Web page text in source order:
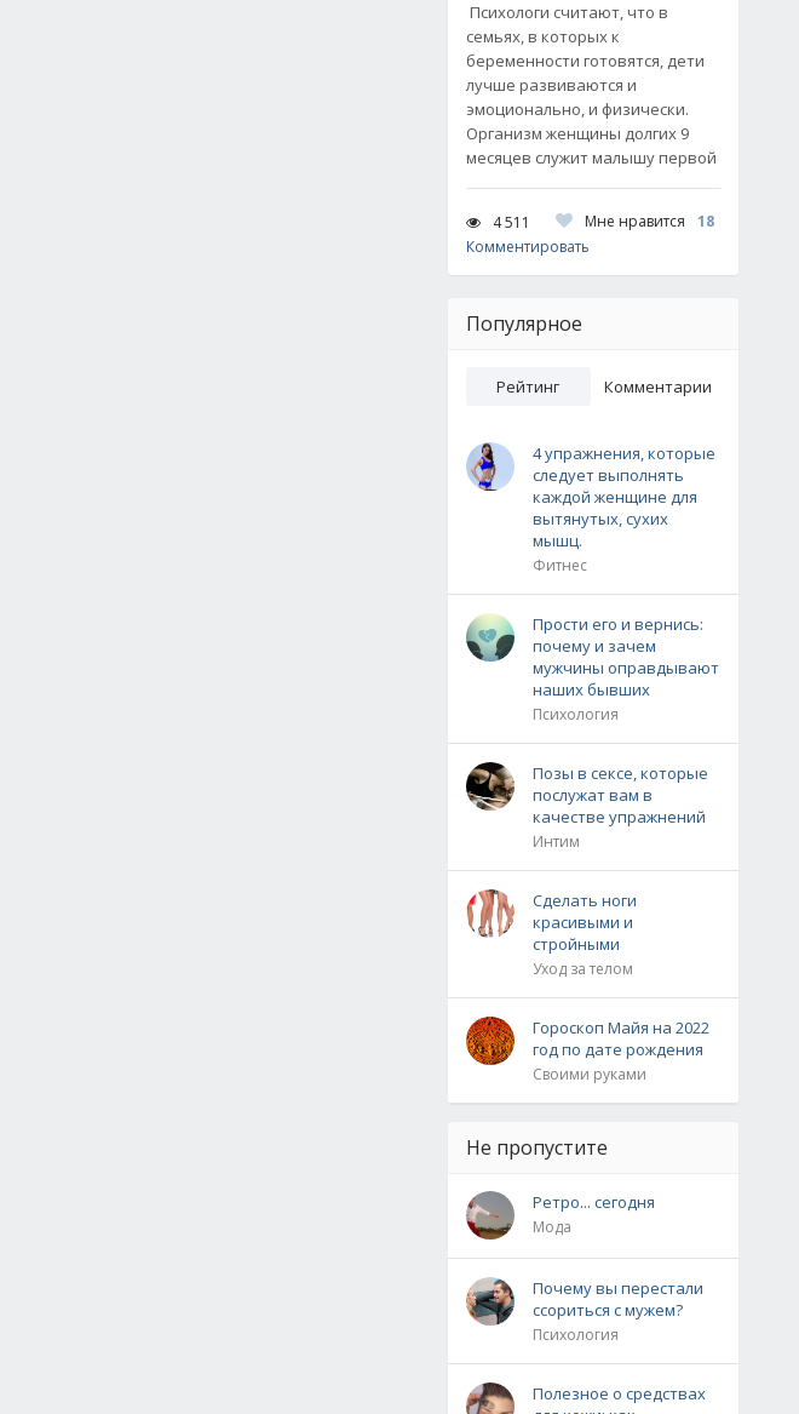
Психологи считают, что в
семьях, в которых к
беременности готовятся, дети
лучше развиваются и
эмоционально, и физически.
Организм женщины долгих 9
месяцев служит малышу первой
4 511 Мне нравится
18
Комментировать
Популярное
Рейтинг Комментарии
4 упражнения, которые
следует выполнять
каждой женщине для
вытянутых, сухих
мышц.
Фитнес
Прости его и вернись:
почему и зачем
мужчины оправдывают
наших бывших
Психология
Позы в сексе, которые
послужат вам в
качестве упражнений
Интим
Сделать ноги
красивыми и
стройными
Уход за телом
Гороскоп Майя на 2022
год по дате рождения
Своими руками
Не пропустите
Ретро... сегодня
Мода
Почему вы перестали
ссориться с мужем?
Психология
Полезное о средствах